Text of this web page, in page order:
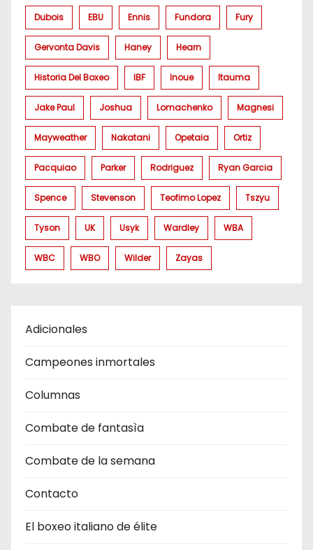
Dubois EBU Ennis Fundora Fury
Gervonta Davis Haney Hearn
Historia Del Boxeo IBF Inoue Itauma
Jake Paul Joshua Lomachenko Magnesi
Mayweather Nakatani Opetaia Ortiz
Pacquiao Parker Rodriguez Ryan Garcia
Spence Stevenson Teofimo Lopez Tszyu
Tyson UK Usyk Wardley WBA
WBC WBO Wilder Zayas
Adicionales
Campeones inmortales
Columnas
Combate de fantasìa
Combate de la semana
Contacto
El boxeo italiano de élite